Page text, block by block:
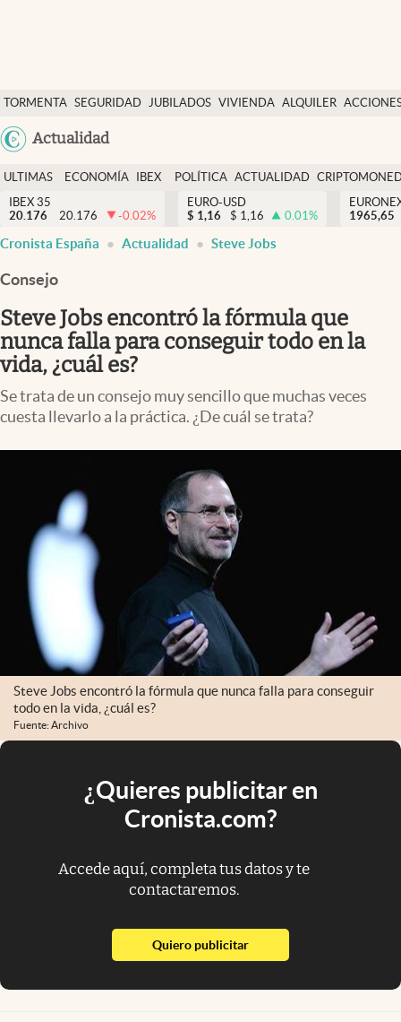
TORMENTA SEGURIDAD JUBILADOS VIVIENDA ALQUILER
USA
Actualidad
Economía y finanzas
Política
Actualidad
Criptomonedas
España
ULTIMAS
NOTICIAS
ECONOMÍA
FINANZAS
IBEX
EURO
POLÍTICA ACTUALIDAD
IBEX 35
20.176
20.176 -0.02%
EURO-USD
$ 1,16 $ 1,16 0.01%
1965,65
Cronista España Actualidad Steve Jobs
Consejo
Steve Jobs encontró la fórmula que
nunca falla para conseguir todo en la
vida, ¿cuál es?
Se trata de un consejo muy sencillo que muchas veces
cuesta llevarlo a la práctica. ¿De cuál se trata?
Steve Jobs encontró la fórmula que nunca falla para conseguir
todo en la vida, ¿cuál es?
Fuente: Archivo
¿Quieres publicitar en
Cronista.com?
Accede aquí, completa tus datos y te
contactaremos.
Quiero publicitarabre en nueva pestaña